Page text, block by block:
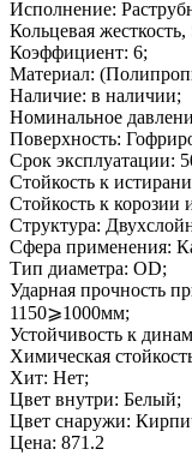
Исполнение:
Кольцевая
Коэффициент: 6;
Материал:
Наличие: в наличии;
Номинальное
Поверхность:
Срок эксплуатации:
Стойкость к
Стойкость к корозии
Структура:
Сфера применения:
Тип диаметра: OD;
Ударная прочность
1150⩾1000мм;
Устойчивость к
Химическая
Хит: Нет;
Цвет внутри: Белый;
Цвет снаружи:
Цена: 871.2